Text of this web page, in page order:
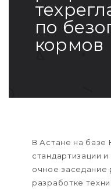
по
кормов
В Астане на базе
стандартизации
очное заседание
разработке